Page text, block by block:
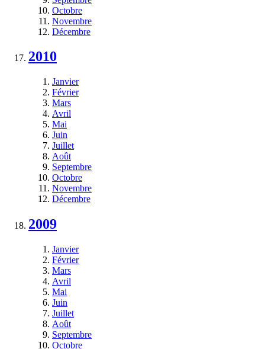
Octobre
Novembre
Décembre
2010
Janvier
Février
Mars
Avril
Mai
Juin
Juillet
Août
Septembre
Octobre
Novembre
Décembre
2009
Janvier
Février
Mars
Avril
Mai
Juin
Juillet
Août
Septembre
Octobre